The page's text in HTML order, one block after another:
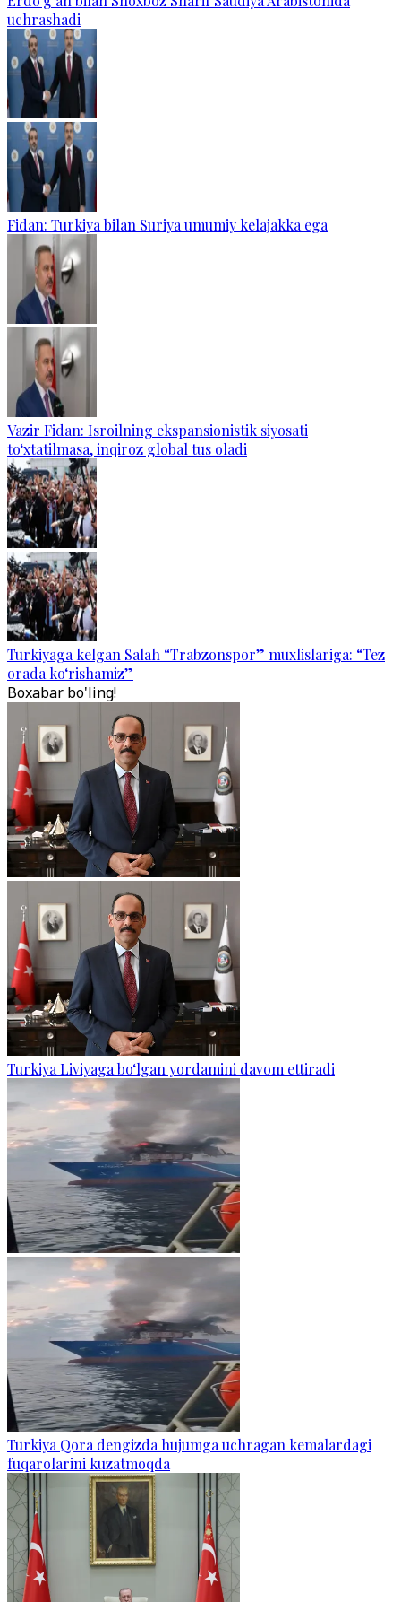
uchrashadi
Fidan: Turkiya bilan Suriya umumiy kelajakka ega
Vazir Fidan: Isroilning ekspansionistik siyosati
to‘xtatilmasa, inqiroz global tus oladi
Turkiyaga kelgan Salah “Trabzonspor” muxlislariga: “Tez
orada ko‘rishamiz”
Boxabar bo'ling!
Turkiya Liviyaga bo‘lgan yordamini davom ettiradi
Turkiya Qora dengizda hujumga uchragan kemalardagi
fuqarolarini kuzatmoqda